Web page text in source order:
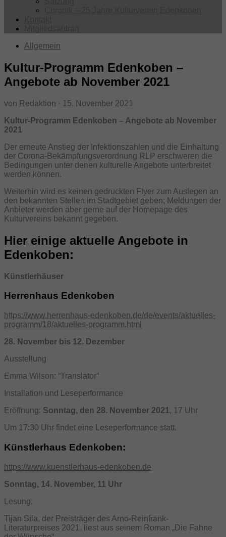
Allgemein
Kultur-Programm Edenkoben –
Angebote ab November 2021
von Redaktion · 15. November 2021
Kultur-Programm Edenkoben – Angebote ab November
2021
Der erneute Anstieg der Infektionszahlen und die Einhaltung
der Corona-Bekämpfungsverordnung RLP erschweren die
Bedingungen unter denen kulturelle Angebote unterbreitet
werden können.
Weiterhin wird es keinen gedruckten Flyer zum Auslegen an
den bekannten Stellen im Stadtgebiet geben; Meldungen der
Anbieter werden aber gerne auf der Homepage des
Kulturvereins bekannt gegeben.
Hier einige aktuelle Angebote in
Edenkoben:
Künstlerhäuser
Herrenhaus Edenkoben
https://www.herrenhaus-edenkoben.de/de/events/aktuelles-
programm/18/aktuelles-programm.html
28. November bis 12. Dezember
Ausstellung
Emma Wilson: “Translator”
Installation und Leseperformance
Eröffnung: Sonntag, den 28. November 2021, 17 Uhr
Um 17:30 Uhr findet eine Leseperformance statt.
Künstlerhaus Edenkoben:
https://www.kuenstlerhaus-edenkoben.de
Sonntag, 14. November, 11 Uhr
Lesung:
Tijan Sila, der Preisträger des Arno-Reinfrank-
Literaturpreises 2021, liest aus seinem Roman „Die Fahne